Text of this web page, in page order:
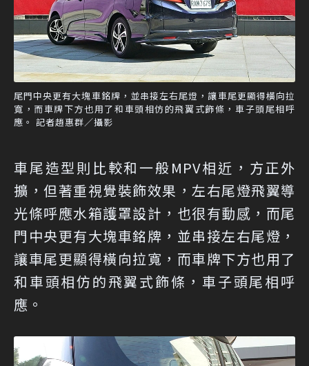
尾門中央更有大塊車銘牌，並串接左右尾燈，讓車尾更顯得橫向拉
寬，而車牌下方也用了和車頭相仿的飛翼式飾條，車子頭尾相呼
應。 記者趙惠群／攝影
車尾造型則比較和一般MPV相近，方正外
擴，但著重視覺裝飾效果，左右尾燈飛翼導
光條呼應水箱護罩設計，也很有動感，而尾
門中央更有大塊車銘牌，並串接左右尾燈，
讓車尾更顯得橫向拉寬，而車牌下方也用了
和車頭相仿的飛翼式飾條，車子頭尾相呼
應。